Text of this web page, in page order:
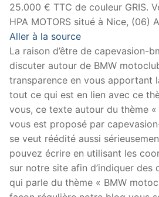
25.000 € TTC de couleur GRIS.
HPA MOTORS situé à Nice, (06)
Aller à la source
La raison d’être de capevasion-
discuter autour de BMW
transparence en vous apportant
tout ce qui est en lien avec ce
vous, ce texte autour du thème
vous est proposé par
se veut réédité aussi
pouvez écrire en utilisant les
sur notre site afin d’indiquer des
qui parle du thème « BMW